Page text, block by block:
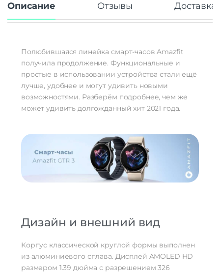
Акселерометр
Да
Гироскоп
Да
Беспроводные технологии
Беспроводные технологии
Bluetooth | Wi-Fi
Версия Bluetooth
Питание
Навигация
Навигация GALILEO | GPS | ГЛОНАСС
Дополнительно
Описание Отзывы Доставка
Полюбившаяся линейка смарт-часов Amazfit
получила продолжение. Функциональные и
простые в использовании устройства стали ещё
лучше, удобнее и могут удивить новыми
возможностями. Разберём подробнее, чем же
может удивить долгожданный хит 2021 года.
Дизайн и внешний вид
Корпус классической круглой формы выполнен
из алюминиевого сплава. Дисплей AMOLED HD
размером 1.39 дюйма с разрешением 326